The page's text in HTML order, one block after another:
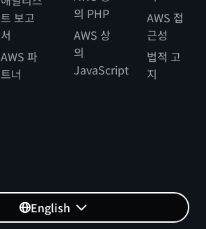
트 보고
서
AWS 파
트너
의 PHP
AWS 상
의
JavaScript
AWS 접
근성
법적 고
지
English